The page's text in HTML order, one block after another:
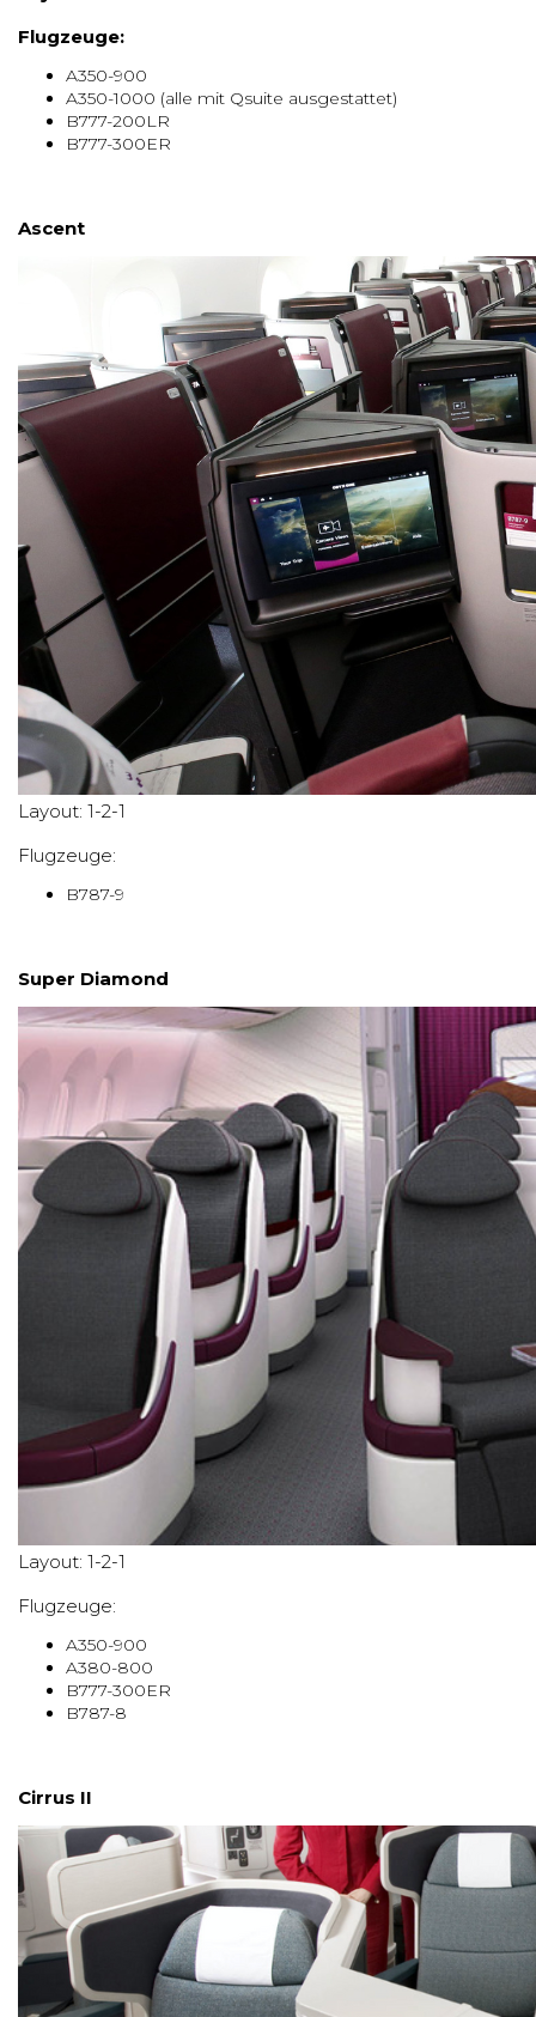
Flugzeuge:
A350-900
A350-1000 (alle mit Qsuite ausgestattet)
B777-200LR
B777-300ER
Ascent
Layout: 1-2-1
Flugzeuge:
B787-9
Super Diamond
Layout: 1-2-1
Flugzeuge:
A350-900
A380-800
B777-300ER
B787-8
Cirrus II